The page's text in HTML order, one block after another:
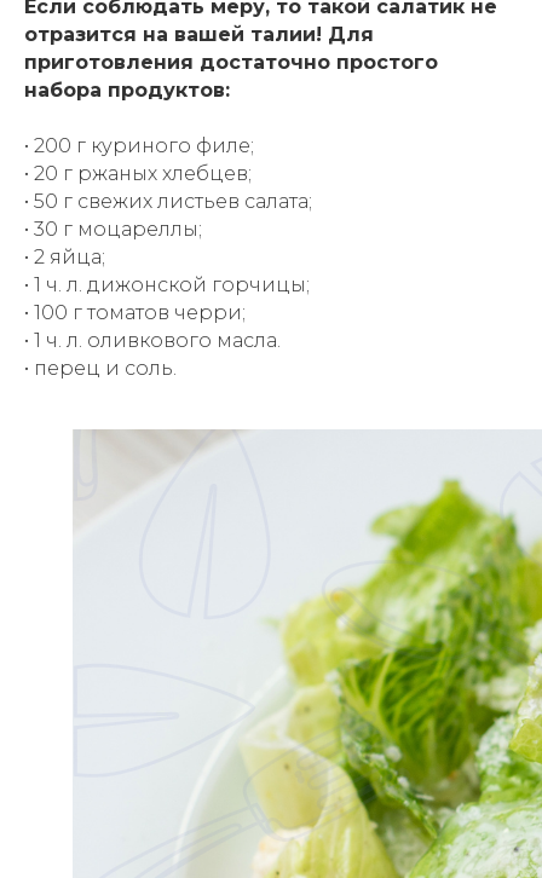
Если соблюдать меру, то такой салатик не
отразится на вашей талии! Для
приготовления достаточно простого
набора продуктов:
• 200 г куриного филе;
• 20 г ржаных хлебцев;
• 50 г свежих листьев салата;
• 30 г моцареллы;
• 2 яйца;
• 1 ч. л. дижонской горчицы;
• 100 г томатов черри;
• 1 ч. л. оливкового масла.
• перец и соль.